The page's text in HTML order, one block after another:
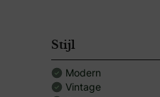
Stijl
Modern
Vintage